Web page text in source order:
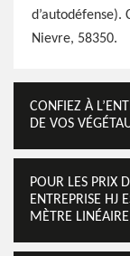
Nievre, 58350.
CONFIEZ À
DE VOS
POUR LES PRIX
ENTREPRISE HJ
MÈTRE LINÉAIRE